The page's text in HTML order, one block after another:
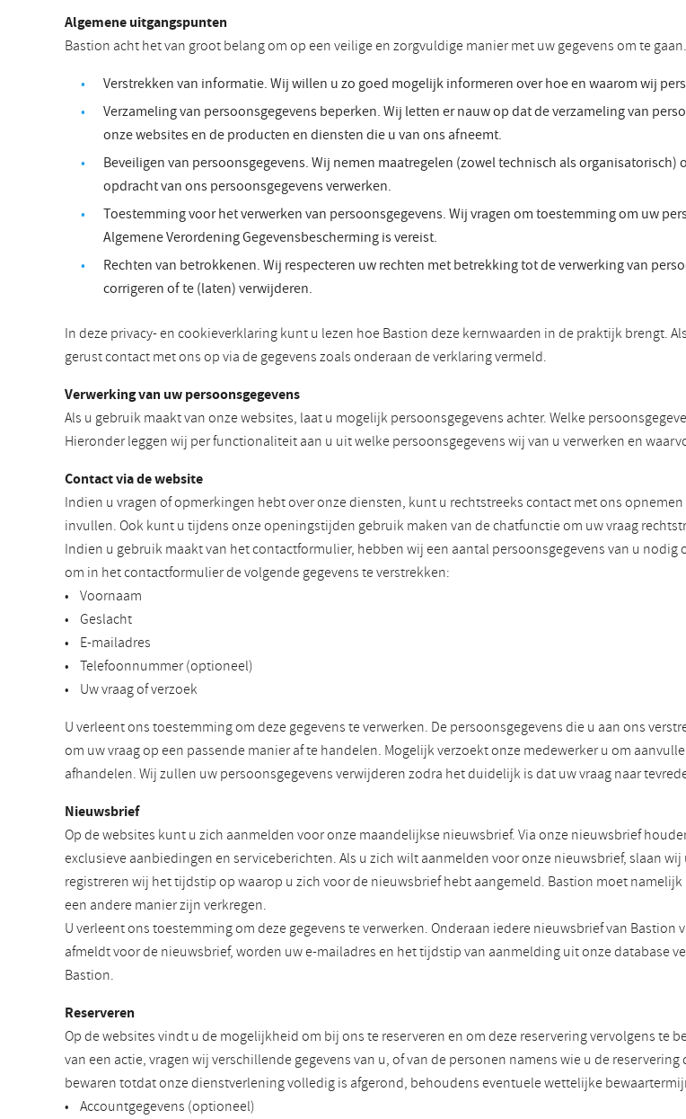
Algemene uitgangspunten
Bastion acht het van groot belang om op een veilige en zorgvuldige manier met uw gegevens om te
Verstrekken van informatie. Wij willen u zo goed mogelijk informeren over hoe en waarom wij
Verzameling van persoonsgegevens beperken. Wij letten er nauw op dat de verzameling van
onze websites en de producten en diensten die u van ons afneemt.
Beveiligen van persoonsgegevens. Wij nemen maatregelen (zowel technisch als
opdracht van ons persoonsgegevens verwerken.
Toestemming voor het verwerken van persoonsgegevens. Wij vragen om toestemming om uw
Algemene Verordening Gegevensbescherming is vereist.
Rechten van betrokkenen. Wij respecteren uw rechten met betrekking tot de verwerking van
corrigeren of te (laten) verwijderen.
In deze privacy- en cookieverklaring kunt u lezen hoe Bastion deze kernwaarden in de praktijk brengt.
gerust contact met ons op via de gegevens zoals onderaan de verklaring vermeld.
Verwerking van uw persoonsgegevens
Als u gebruik maakt van onze websites, laat u mogelijk persoonsgegevens achter. Welke
Hieronder leggen wij per functionaliteit aan u uit welke persoonsgegevens wij van u verwerken en
Contact via de website
Indien u vragen of opmerkingen hebt over onze diensten, kunt u rechtstreeks contact met ons
invullen. Ook kunt u tijdens onze openingstijden gebruik maken van de chatfunctie om uw vraag
Indien u gebruik maakt van het contactformulier, hebben wij een aantal persoonsgegevens van u
om in het contactformulier de volgende gegevens te verstrekken:
• Voornaam
• Geslacht
• E-mailadres
• Telefoonnummer (optioneel)
• Uw vraag of verzoek
U verleent ons toestemming om deze gegevens te verwerken. De persoonsgegevens die u aan ons
om uw vraag op een passende manier af te handelen. Mogelijk verzoekt onze medewerker u om
afhandelen. Wij zullen uw persoonsgegevens verwijderen zodra het duidelijk is dat uw vraag naar
Nieuwsbrief
Op de websites kunt u zich aanmelden voor onze maandelijkse nieuwsbrief. Via onze nieuwsbrief
exclusieve aanbiedingen en serviceberichten. Als u zich wilt aanmelden voor onze nieuwsbrief, slaan
registreren wij het tijdstip op waarop u zich voor de nieuwsbrief hebt aangemeld. Bastion moet
een andere manier zijn verkregen.
U verleent ons toestemming om deze gegevens te verwerken. Onderaan iedere nieuwsbrief van
afmeldt voor de nieuwsbrief, worden uw e-mailadres en het tijdstip van aanmelding uit onze database
Bastion.
Reserveren
Op de websites vindt u de mogelijkheid om bij ons te reserveren en om deze reservering vervolgens te
van een actie, vragen wij verschillende gegevens van u, of van de personen namens wie u de
bewaren totdat onze dienstverlening volledig is afgerond, behoudens eventuele wettelijke
• Accountgegevens (optioneel)